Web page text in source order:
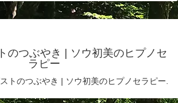
のつぶやき | ソウ初美のヒプノセ
ラピー
トのつぶやき | ソウ初美のヒプノセラピー.